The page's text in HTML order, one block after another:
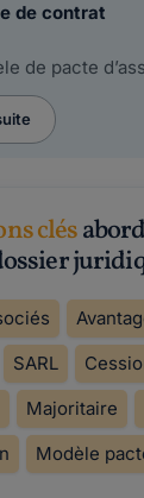
de contrat
de pacte
clés
SARL
Majoritaire
Modèle